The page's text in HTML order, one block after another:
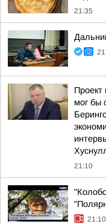
21:35
Проект
мог бы
21:10
21:10